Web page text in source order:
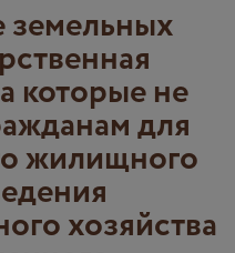
земельных
которые не
для
жилищного
хозяйства